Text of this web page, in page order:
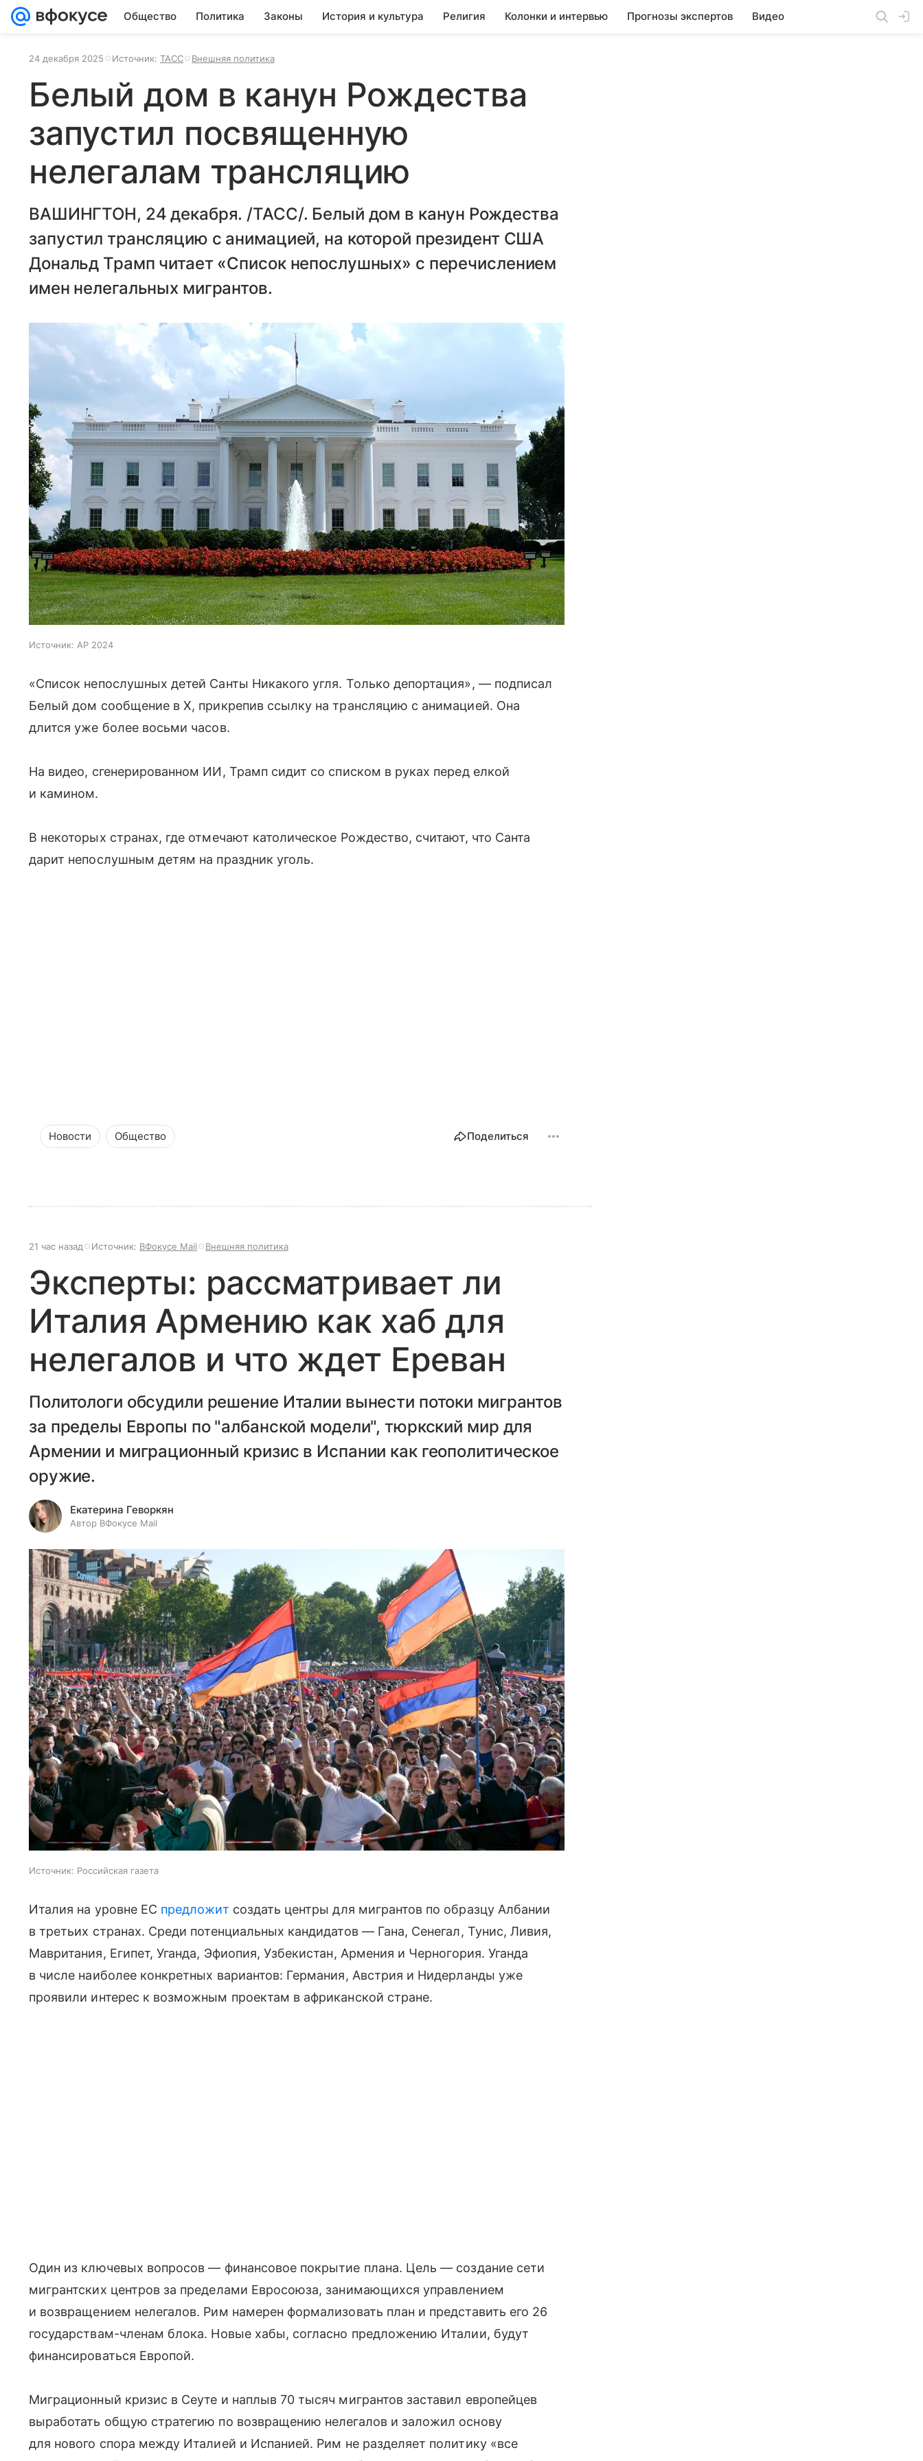
Общество Политика Законы История и культура Религия Колонки и интервью Прогнозы экспертов Видео
24 декабря 2025 Источник: ТАСС Внешняя политика
Белый дом в канун Рождества
запустил посвященную
нелегалам трансляцию
ВАШИНГТОН, 24 декабря. /ТАСС/. Белый дом в канун Рождества
запустил трансляцию с анимацией, на которой президент США
Дональд Трамп читает «Список непослушных» с перечислением
имен нелегальных мигрантов.
Источник: AP 2024
«Список непослушных детей Санты Никакого угля. Только депортация», — подписал
Белый дом сообщение в X, прикрепив ссылку на трансляцию с анимацией. Она
длится уже более восьми часов.
На видео, сгенерированном ИИ, Трамп сидит со списком в руках перед елкой
и камином.
В некоторых странах, где отмечают католическое Рождество, считают, что Санта
дарит непослушным детям на праздник уголь.
Новости Общество Поделиться
21 час назад Источник: ВФокусе Mail Внешняя политика
Эксперты: рассматривает ли
Италия Армению как хаб для
нелегалов и что ждет Ереван
Политологи обсудили решение Италии вынести потоки мигрантов
за пределы Европы по "албанской модели", тюркский мир для
Армении и миграционный кризис в Испании как геополитическое
оружие.
Екатерина Геворкян
Автор ВФокусе Mail
Источник: Российская газета
Италия на уровне ЕС предложит создать центры для мигрантов по образцу Албании
в третьих странах. Среди потенциальных кандидатов — Гана, Сенегал, Тунис, Ливия,
Мавритания, Египет, Уганда, Эфиопия, Узбекистан, Армения и Черногория. Уганда
в числе наиболее конкретных вариантов: Германия, Австрия и Нидерланды уже
проявили интерес к возможным проектам в африканской стране.
Один из ключевых вопросов — финансовое покрытие плана. Цель — создание сети
мигрантских центров за пределами Евросоюза, занимающихся управлением
и возвращением нелегалов. Рим намерен формализовать план и представить его 26
государствам-членам блока. Новые хабы, согласно предложению Италии, будут
финансироваться Европой.
Миграционный кризис в Сеуте и наплыв 70 тысяч мигрантов заставил европейцев
выработать общую стратегию по возвращению нелегалов и заложил основу
для нового спора между Италией и Испанией. Рим не разделяет политику «все